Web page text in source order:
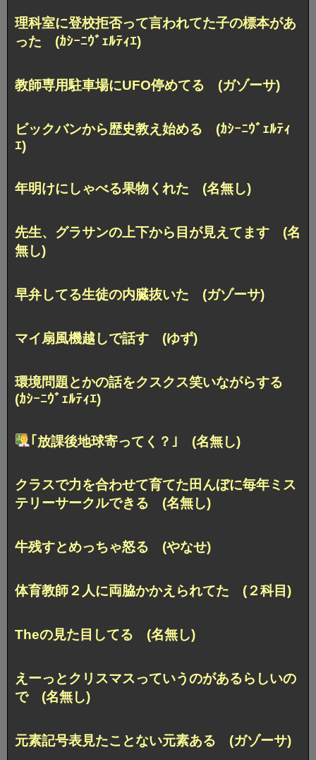
理科室に登校拒否って言われてた子の標本があ
った (ｶｼｰﾆｳﾞｪﾙﾃｨｴ)
教師専用駐車場にUFO停めてる (ガゾーサ)
ビックバンから歴史教え始める (ｶｼｰﾆｳﾞｪﾙﾃｨ
ｴ)
年明けにしゃべる果物くれた (名無し)
先生、グラサンの上下から目が見えてます (名
無し)
早弁してる生徒の内臓抜いた (ガゾーサ)
マイ扇風機越しで話す (ゆず)
環境問題とかの話をクスクス笑いながらする
(ｶｼｰﾆｳﾞｪﾙﾃｨｴ)
｢放課後地球寄ってく？｣ (名無し)
クラスで力を合わせて育てた田んぼに毎年ミス
テリーサークルできる (名無し)
牛残すとめっちゃ怒る (やなせ)
体育教師２人に両脇かかえられてた (２科目)
Theの見た目してる (名無し)
えーっとクリスマスっていうのがあるらしいの
で (名無し)
元素記号表見たことない元素ある (ガゾーサ)